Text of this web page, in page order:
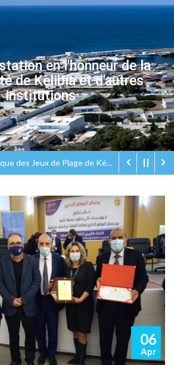
en l'honneur de la
de Kelibia et d'autres
institutions
Jul/03 : Festival Olympique des Jeux de Plage de Kélibia Olympic Eco Beach Games
06
Apr